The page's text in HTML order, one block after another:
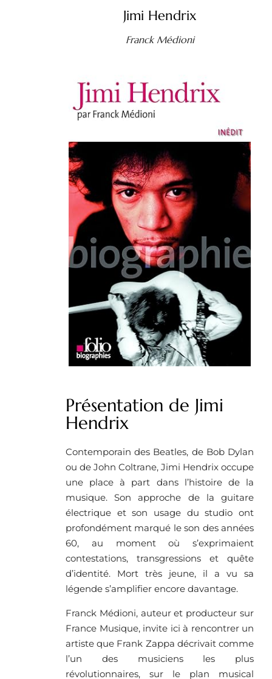
Jimi Hendrix
Franck Médioni
Présentation de Jimi
Hendrix
Contemporain des Beatles, de Bob Dylan
ou de John Coltrane, Jimi Hendrix occupe
une place à part dans l’histoire de la
musique. Son approche de la guitare
électrique et son usage du studio ont
profondément marqué le son des années
60, au moment où s’exprimaient
contestations, transgressions et quête
d’identité. Mort très jeune, il a vu sa
légende s’amplifier encore davantage.
Franck Médioni, auteur et producteur sur
France Musique, invite ici à rencontrer un
artiste que Frank Zappa décrivait comme
l’un des musiciens les plus
révolutionnaires, sur le plan musical